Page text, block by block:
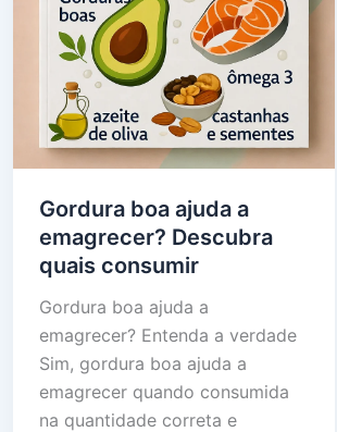
Gordura boa ajuda a
emagrecer? Descubra
quais consumir
Gordura boa ajuda a
emagrecer? Entenda a verdade
Sim, gordura boa ajuda a
emagrecer quando consumida
na quantidade correta e